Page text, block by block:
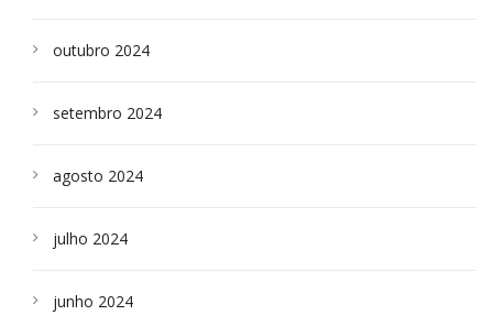
outubro 2024
setembro 2024
agosto 2024
julho 2024
junho 2024